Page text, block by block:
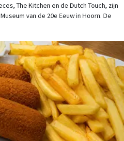
The Kitchen en de Dutch Touch, zijn
van de 20e Eeuw in Hoorn. De